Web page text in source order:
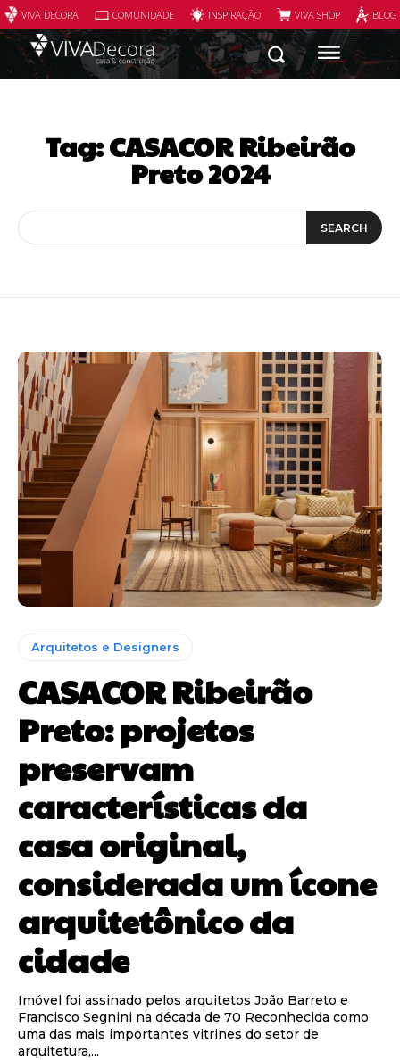
VIVA DECORA COMUNIDADE INSPIRAÇÃO VIVA SHOP
Tag:CASACOR Ribeirão
Preto 2024
SEARCH
Arquitetos e Designers
CASACOR Ribeirão
Preto: projetos
preservam
características da
casa original,
considerada um ícone
arquitetônico da
cidade
Imóvel foi assinado pelos arquitetos João Barreto e
Francisco Segnini na década de 70 Reconhecida como
uma das mais importantes vitrines do setor de
arquitetura,...